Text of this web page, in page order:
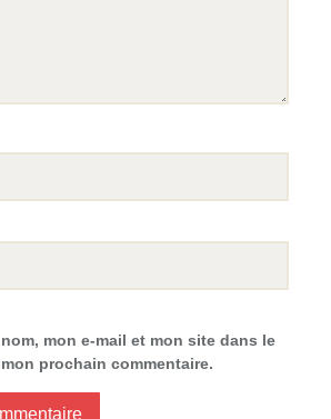
mon e-mail et mon site dans le
prochain commentaire.